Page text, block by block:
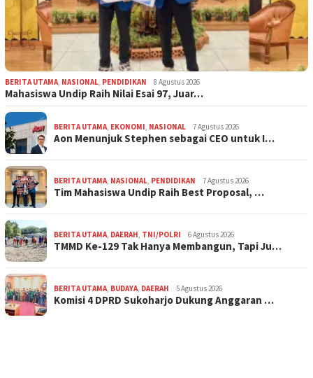
BERITA UTAMA NASIONAL PENDIDIKAN 8 Agustus 2026
Mahasiswa Undip Raih Nilai Esai 97, Juar…
BERITA UTAMA EKONOMI NASIONAL 7 Agustus 2026
Aon Menunjuk Stephen sebagai CEO untuk I…
BERITA UTAMA NASIONAL PENDIDIKAN 7 Agustus 2026
Tim Mahasiswa Undip Raih Best Proposal, …
BERITA UTAMA DAERAH TNI/POLRI 6 Agustus 2026
TMMD Ke-129 Tak Hanya Membangun, Tapi Ju…
BERITA UTAMA BUDAYA DAERAH 5 Agustus 2026
Komisi 4 DPRD Sukoharjo Dukung Anggaran …